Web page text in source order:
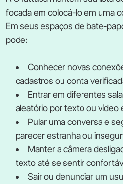
focada em colocá-lo em uma
Em seus espaços de bate-
pode:
Conhecer novas
cadastros ou conta
Entrar em diferentes
aleatório por texto ou vídeo
Pular uma conversa e
parecer estranha ou
Manter a câmera
texto até se sentir
Sair ou denunciar um